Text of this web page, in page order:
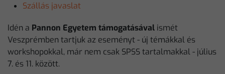
Szállás javaslat
Idén a Pannon Egyetem támogatásával ismét
Veszprémben tartjuk az eseményt - új témákkal és
workshopokkal, már nem csak SPSS tartalmakkal - július
7. és 11. között.